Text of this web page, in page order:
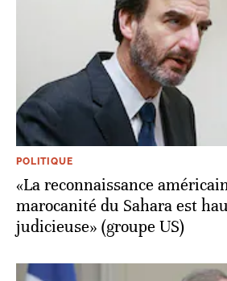
POLITIQUE
«La reconnaissance
marocanité du Sahara est
judicieuse» (groupe US)